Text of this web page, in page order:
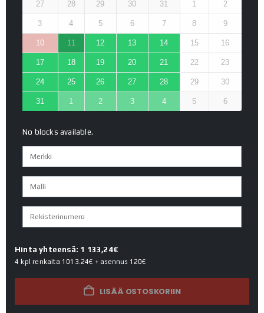
27 28 29 30 31 1 2
3 4 5 6 7 8 9
10 11 12 13 14 15 16
17 18 19 20 21 22 23
24 25 26 27 28 29 30
31 1 2 3 4 5 6
No blocks available.
Hinta yhteensä: 1 133,24€
4 kpl renkaita 1013.24€ + asennus 120€
LISÄÄ OSTOSKORIIN